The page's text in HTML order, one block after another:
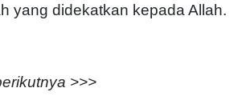
yang didekatkan kepada Allah.
>>>